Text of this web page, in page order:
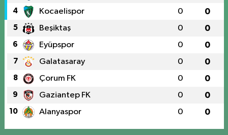
4 Kocaelispor 0 0
5 Beşiktaş 0 0
6 Eyüpspor 0 0
7 Galatasaray 0 0
8 Çorum FK 0 0
9 Gaziantep FK 0 0
10 Alanyaspor 0 0